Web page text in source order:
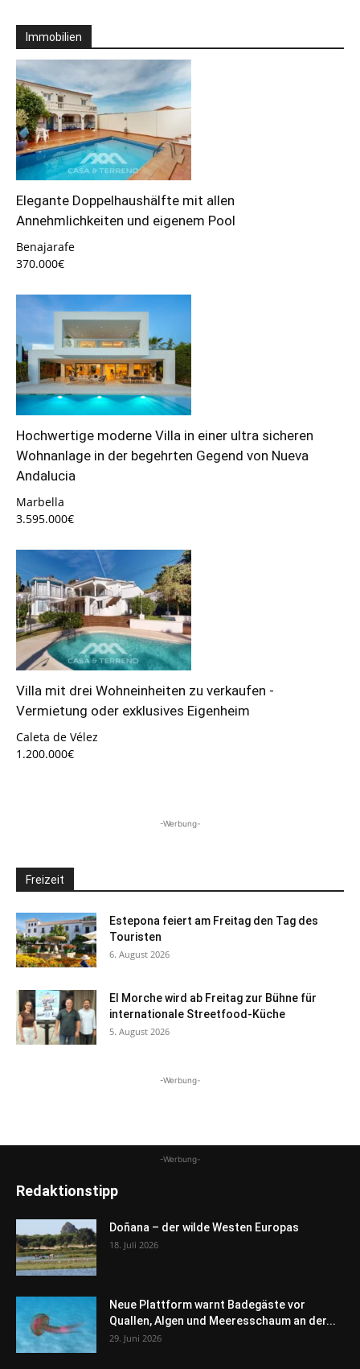
Immobilien
Elegante Doppelhaushälfte mit allen
Annehmlichkeiten und eigenem Pool
Benajarafe
370.000€
Hochwertige moderne Villa in einer ultra sicheren
Wohnanlage in der begehrten Gegend von Nueva
Andalucia
Marbella
3.595.000€
Villa mit drei Wohneinheiten zu verkaufen -
Vermietung oder exklusives Eigenheim
Caleta de Vélez
1.200.000€
-Werbung-
Freizeit
Estepona feiert am Freitag den Tag des
Touristen
6. August 2026
El Morche wird ab Freitag zur Bühne für
internationale Streetfood-Küche
5. August 2026
-Werbung-
-Werbung-
Redaktionstipp
Doñana – der wilde Westen Europas
18. Juli 2026
Neue Plattform warnt Badegäste vor
Quallen, Algen und Meeresschaum an der...
29. Juni 2026